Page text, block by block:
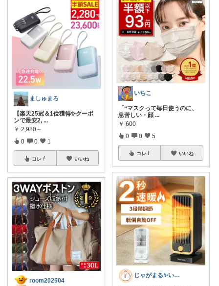
ましゅまろ
【楽天25冠＆1位獲得✨クーポ
ンで最安2, ...
￥ 2,980～
0 0 1
コレ いいね
room202504
いちこ
「“マスクって毎日使うのに、
息苦しい・顔 ...
￥ 600
0 0 5
コレ いいね
じゃがまる✨いつもありがとうございます